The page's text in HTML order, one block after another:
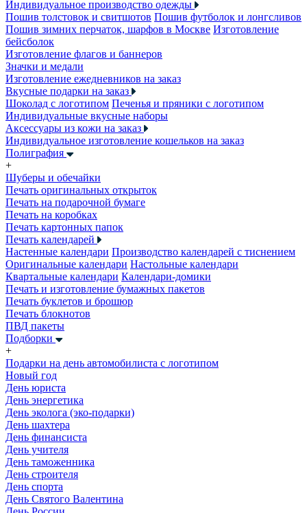
Индивидуальное производство одежды
Пошив толстовок и свитшотов Пошив футболок и лонгсливов
Пошив зимних перчаток, шарфов в Москве Изготовление
бейсболок
Изготовление флагов и баннеров
Значки и медали
Изготовление ежедневников на заказ
Вкусные подарки на заказ
Шоколад с логотипом Печенья и пряники с логотипом
Индивидуальные вкусные наборы
Аксессуары из кожи на заказ
Индивидуальное изготовление кошельков на заказ
Полиграфия
+
Шуберы и обечайки
Печать оригинальных открыток
Печать на подарочной бумаге
Печать на коробках
Печать картонных папок
Печать календарей
Настенные календари Производство календарей с тиснением
Оригинальные календари Настольные календари
Квартальные календари Календари-домики
Печать и изготовление бумажных пакетов
Печать буклетов и брошюр
Печать блокнотов
ПВД пакеты
Подборки
+
Подарки на день автомобилиста с логотипом
Новый год
День юриста
День энергетика
День эколога (эко-подарки)
День шахтера
День финансиста
День учителя
День таможенника
День строителя
День спорта
День Святого Валентина